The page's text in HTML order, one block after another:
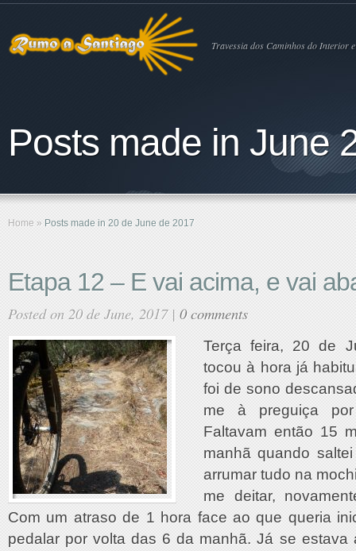
Travessia dos Caminhos do Interior
Posts made in June
Home » Posts made in 20 de June de 2017
Etapa 12 – E vai acima, e vai
Posted on 20 de June, 2017 | 0 comments
Terça feira, 20 de
tocou à hora já
foi de sono
me à preguiça
Faltavam então 15
manhã quando
arrumar tudo na
me deitar,
Com um atraso de 1 hora face ao que queria
pedalar por volta das 6 da manhã. Já se